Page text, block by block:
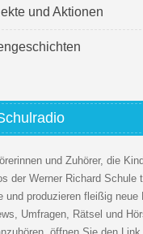
und Aktionen
und Zuhörer, die
der Werner Richard Schule
und produzieren fleißig neue
Umfragen, Rätsel und